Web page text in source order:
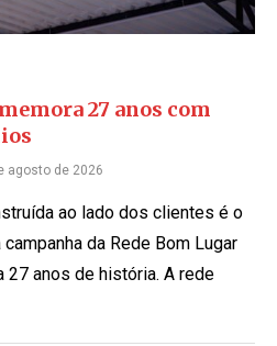
27 anos com
agosto de 2026
ao lado dos clientes é o
da Rede Bom Lugar
27 anos de história. A rede